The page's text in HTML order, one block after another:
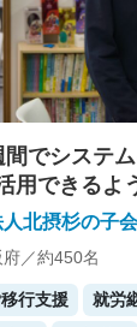
でシステ
用できるよ
北摂杉の子
府／約450名
行支援
就労